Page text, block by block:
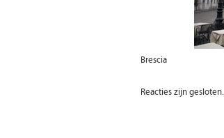
Brescia
Reacties zijn gesloten.